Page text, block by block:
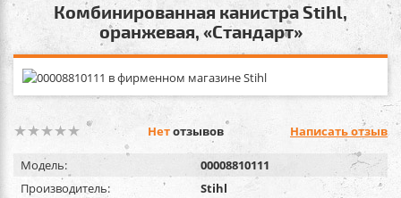
Комбинированная канистра Stihl,
оранжевая, «Стандарт»
Нетотзывов Написать отзыв
Модель:
00008810111
Производитель:
Stihl